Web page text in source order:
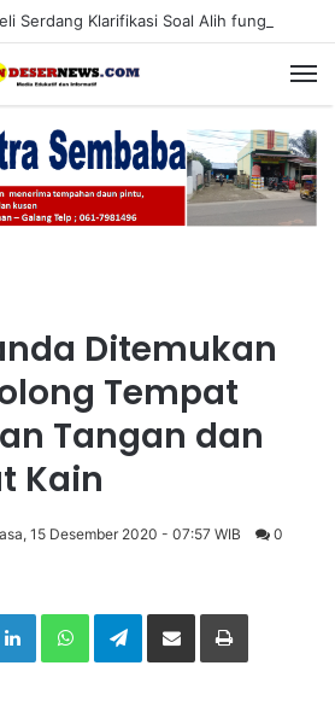
Ditemukan
Tempat
Tangan dan
Kain
15 Desember 2020 - 07:57 WIB 0
LinkedIn WhatsApp Telegram